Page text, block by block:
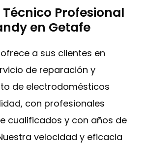
Profesional
en Getafe
ofrece a sus clientes en
de reparación y
de electrodomésticos
con profesionales
cualificados y con años de
velocidad y eficacia